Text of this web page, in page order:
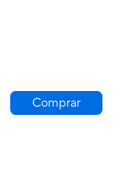
Comprar